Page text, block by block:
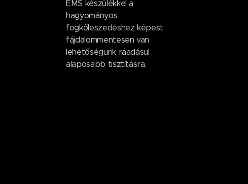
EMS készülékkel a
hagyományos
fogkőleszedéshez képest
fájdalommentesen van
lehetőségünk ráadásul
alaposabb tisztításra.